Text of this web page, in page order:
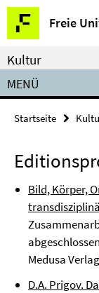
Springe
direkt
zu
Inhalt
Freie
Service-
Navigation
Kultur
MENÜ
Startseite
Bild, Körper,
Medusa
D.A. Prigov.